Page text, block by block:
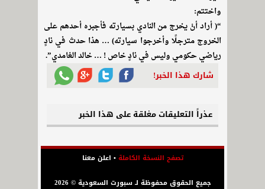
واختتم:
“( أراد أنْ يخرج من النادي بسيارته فأجبره أحدهم على
الخروج مترجلًا وأخرجوا سيارته) … هذا حدث في نادٍ
رياضي حكومي وليس في نادٍ خاص ! … خالد الغامدي”.
شارك هذا الخبر!
عذراً التعليقات مغلقة على هذا الخبر
تصفح النسخة الكاملة• اعلن معنا
جميع الحقوق محفوظة لـ سبورت السعودية © 2026